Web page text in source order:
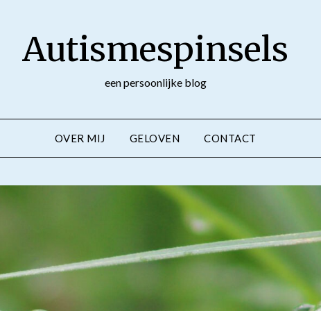
Autismespinsels
een persoonlijke blog
OVER MIJ GELOVEN CONTACT